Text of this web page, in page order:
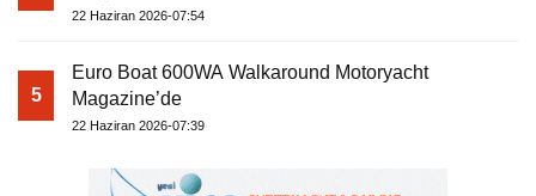
22 Haziran 2026-07:54
5
Euro Boat 600WA Walkaround Motoryacht
Magazine’de
22 Haziran 2026-07:39